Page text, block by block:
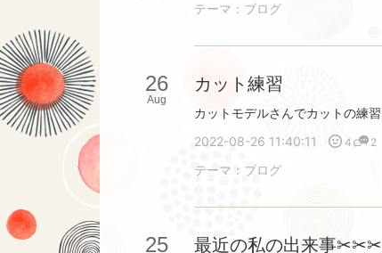
テーマ： ブログ
26
Aug
カット練習
2022-08-26 11:40:11
4 2
テーマ： ブログ
25 最近の私の出来事✂︎✂︎✂︎